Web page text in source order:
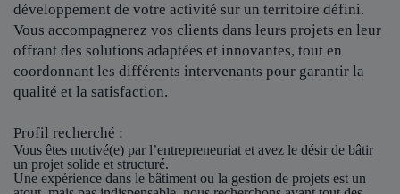
développement de votre activité sur un territoire défini.
Vous accompagnerez vos clients dans leurs projets en leur
offrant des solutions adaptées et innovantes, tout en
coordonnant les différents intervenants pour garantir la
qualité et la satisfaction.
Profil recherché :
Vous êtes motivé(e) par l’entrepreneuriat et avez le désir de bâtir
un projet solide et structuré.
Une expérience dans le bâtiment ou la gestion de projets est un